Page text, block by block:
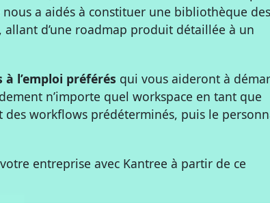
a aidés à constituer une bibliothèque des
d’une roadmap produit détaillée à un
l’emploi préférés qui vous aideront à
n’importe quel workspace en tant que
des workflows prédéterminés, puis le
entreprise avec Kantree à partir de ce